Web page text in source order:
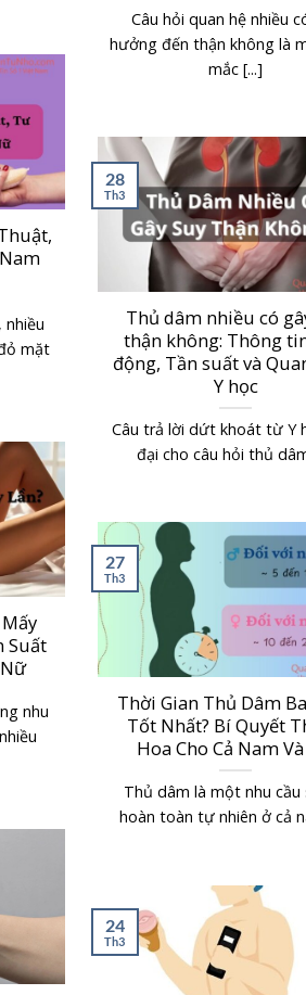
Câu hỏi quan hệ nhiều
hưởng đến thận không là
mắc [...]
nhiều
mặt
Thủ dâm nhiều có
thận không: Thông
động, Tần suất và
Y học
Câu trả lời dứt khoát từ Y
đại cho câu hỏi thủ
28
Th3
Suất
nhu
Thời Gian Thủ Dâm
Tốt Nhất? Bí Quyết
Hoa Cho Cả Nam
Thủ dâm là một nhu cầu
hoàn toàn tự nhiên ở cả
27
Th3
24
Th3